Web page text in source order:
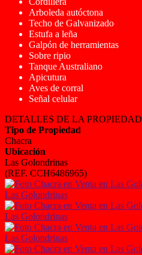
Arboleda autóctona
Techo de Galvanizado
Estufa a leña
Galpón de herramientas
Sobre ripio
Tanque Australiano
Apicutura
Aves de corral
Señal celular
DETALLES DE LA PROPIEDAD
Tipo de Propiedad
Chacra
Ubicación
Las Golondrinas
(REF. CCH6486965)